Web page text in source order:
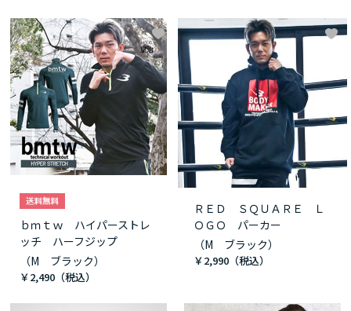
ｂｍｔｗ ハイパーストレ
ッチ ハーフジップ
（M ブラック）
￥2,490
ＲＥＤ ＳＱＵＡＲＥ Ｌ
ＯＧＯ パーカー
（M ブラック）
￥2,990